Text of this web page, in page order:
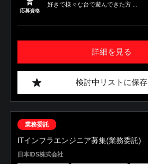
応募資格
好きで様々な台で遊んできた方 ...
詳細を見る
検討中リストに保存
業務委託
ITインフラエンジニア募集(業務委託)
日本IDS株式会社